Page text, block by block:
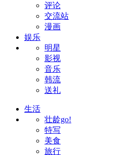
评论
交流站
漫画
娱乐
明星
影视
音乐
韩流
送礼
生活
壮龄go!
特写
美食
旅行